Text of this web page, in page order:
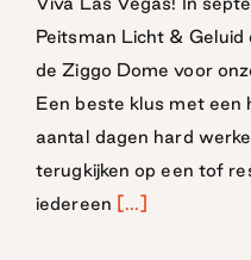
Peitsman Licht &
de Ziggo Dome voor
Een beste klus met een
aantal dagen hard
terugkijken op een tof
iedereen [...]